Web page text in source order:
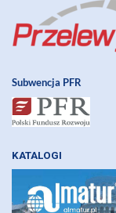
Subwencja PFR
KATALOGI